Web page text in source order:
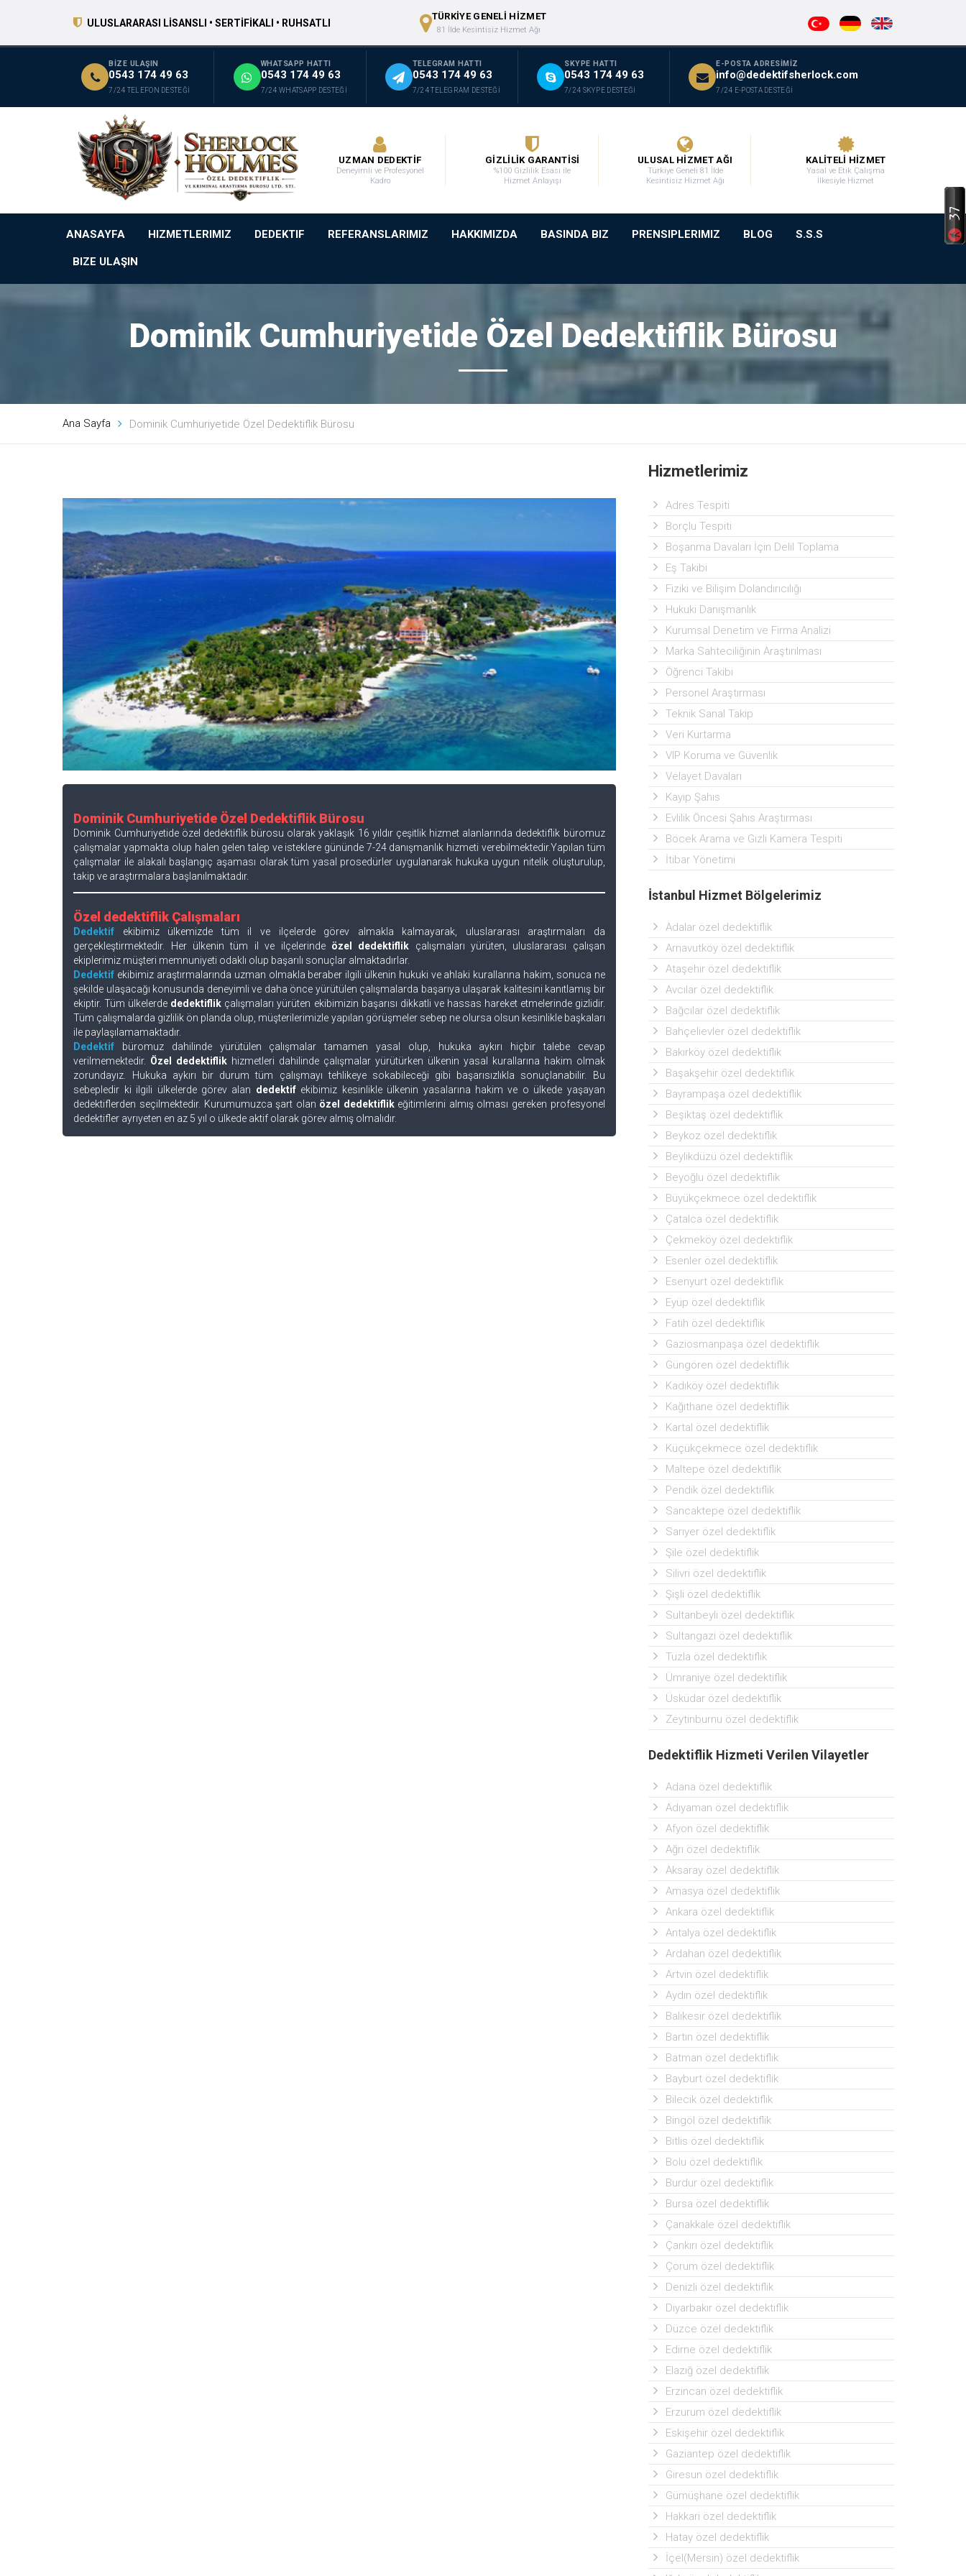
ULUSLARARASI LİSANSLI • SERTİFİKALI • RUHSATLI
TÜRKİYE GENELİ HİZMET
81 İlde Kesintisiz Hizmet Ağı
BİZE ULAŞIN
0543 174 49 63
7/24 TELEFON DESTEĞİ
WHATSAPP HATTI
0543 174 49 63
7/24 WHATSAPP DESTEĞİ
TELEGRAM HATTI
0543 174 49 63
7/24 TELEGRAM DESTEĞİ
SKYPE HATTI
0543 174 49 63
7/24 SKYPE DESTEĞİ
E-POSTA ADRESİMİZ
info@dedektifsherlock.com
7/24 E-POSTA DESTEĞİ
UZMAN DEDEKTİF
Deneyimli ve Profesyonel
Kadro
GİZLİLİK GARANTİSİ
%100 Gizlilik Esası ile
Hizmet Anlayışı
ULUSAL HİZMET AĞI
Türkiye Geneli 81 İlde
Kesintisiz Hizmet Ağı
KALİTELİ HİZMET
Yasal ve Etik Çalışma
İlkesiyle Hizmet
ANASAYFA HIZMETLERIMIZ DEDEKTIF REFERANSLARIMIZ HAKKIMIZDA BASINDA BIZ PRENSIPLERIMIZ BLOG S.S.S
BIZE ULAŞIN
Dominik Cumhuriyetide Özel Dedektiflik Bürosu
Ana Sayfa Dominik Cumhuriyetide Özel Dedektiflik Bürosu
Dominik Cumhuriyetide Özel Dedektiflik Bürosu
Dominik Cumhuriyetide özel dedektiflik bürosu olarak yaklaşık 16 yıldır çeşitlik hizmet alanlarında dedektiflik büromuz
çalışmalar yapmakta olup halen gelen talep ve isteklere gününde 7-24 danışmanlık hizmeti verebilmektedir.Yapılan tüm
çalışmalar ile alakalı başlangıç aşaması olarak tüm yasal prosedürler uygulanarak hukuka uygun nitelik oluşturulup,
takip ve araştırmalara başlanılmaktadır.
Özel dedektiflik Çalışmaları
Dedektif ekibimiz ülkemizde tüm il ve ilçelerde görev almakla kalmayarak, uluslararası araştırmaları da
gerçekleştirmektedir. Her ülkenin tüm il ve ilçelerinde özel dedektiflik çalışmaları yürüten, uluslararası çalışan
ekiplerimiz müşteri memnuniyeti odaklı olup başarılı sonuçlar almaktadırlar.
Dedektif ekibimiz araştırmalarında uzman olmakla beraber ilgili ülkenin hukuki ve ahlaki kurallarına hakim, sonuca ne
şekilde ulaşacağı konusunda deneyimli ve daha önce yürütülen çalışmalarda başarıya ulaşarak kalitesini kanıtlamış bir
ekiptir. Tüm ülkelerde dedektiflik çalışmaları yürüten ekibimizin başarısı dikkatli ve hassas hareket etmelerinde gizlidir.
Tüm çalışmalarda gizlilik ön planda olup, müşterilerimizle yapılan görüşmeler sebep ne olursa olsun kesinlikle başkaları
ile paylaşılamamaktadır.
Dedektif büromuz dahilinde yürütülen çalışmalar tamamen yasal olup, hukuka aykırı hiçbir talebe cevap
verilmemektedir. Özel dedektiflik hizmetleri dahilinde çalışmalar yürütürken ülkenin yasal kurallarına hakim olmak
zorundayız. Hukuka aykırı bir durum tüm çalışmayı tehlikeye sokabileceği gibi başarısızlıkla sonuçlanabilir. Bu
sebepledir ki ilgili ülkelerde görev alan dedektifekibimiz kesinlikle ülkenin yasalarına hakim ve o ülkede yaşayan
dedektiflerden seçilmektedir. Kurumumuzca şart olan özel dedektiflikeğitimlerini almış olması gereken profesyonel
dedektifler ayrıyeten en az 5 yıl o ülkede aktif olarak görev almış olmalıdır.
Hizmetlerimiz
Adres Tespiti
Borçlu Tespiti
Boşanma Davaları İçin Delil Toplama
Eş Takibi
Fiziki ve Bilişim Dolandırıcılığı
Hukuki Danışmanlık
Kurumsal Denetim ve Firma Analizi
Marka Sahteciliğinin Araştırılması
Öğrenci Takibi
Personel Araştırması
Teknik Sanal Takip
Veri Kurtarma
VIP Koruma ve Güvenlik
Velayet Davaları
Kayıp Şahıs
Evlilik Öncesi Şahıs Araştırması
Böcek Arama ve Gizli Kamera Tespiti
İtibar Yönetimi
İstanbul Hizmet Bölgelerimiz
Adalar özel dedektiflik
Arnavutköy özel dedektiflik
Ataşehir özel dedektiflik
Avcılar özel dedektiflik
Bağcılar özel dedektiflik
Bahçelievler özel dedektiflik
Bakırköy özel dedektiflik
Başakşehir özel dedektiflik
Bayrampaşa özel dedektiflik
Beşiktaş özel dedektiflik
Beykoz özel dedektiflik
Beylikdüzü özel dedektiflik
Beyoğlu özel dedektiflik
Büyükçekmece özel dedektiflik
Çatalca özel dedektiflik
Çekmeköy özel dedektiflik
Esenler özel dedektiflik
Esenyurt özel dedektiflik
Eyüp özel dedektiflik
Fatih özel dedektiflik
Gaziosmanpaşa özel dedektiflik
Güngören özel dedektiflik
Kadıköy özel dedektiflik
Kağıthane özel dedektiflik
Kartal özel dedektiflik
Küçükçekmece özel dedektiflik
Maltepe özel dedektiflik
Pendik özel dedektiflik
Sancaktepe özel dedektiflik
Sarıyer özel dedektiflik
Şile özel dedektiflik
Silivri özel dedektiflik
Şişli özel dedektiflik
Sultanbeyli özel dedektiflik
Sultangazi özel dedektiflik
Tuzla özel dedektiflik
Ümraniye özel dedektiflik
Üsküdar özel dedektiflik
Zeytinburnu özel dedektiflik
Dedektiflik Hizmeti Verilen Vilayetler
Adana özel dedektiflik
Adıyaman özel dedektiflik
Afyon özel dedektiflik
Ağrı özel dedektiflik
Aksaray özel dedektiflik
Amasya özel dedektiflik
Ankara özel dedektiflik
Antalya özel dedektiflik
Ardahan özel dedektiflik
Artvin özel dedektiflik
Aydın özel dedektiflik
Balıkesir özel dedektiflik
Bartın özel dedektiflik
Batman özel dedektiflik
Bayburt özel dedektiflik
Bilecik özel dedektiflik
Bingöl özel dedektiflik
Bitlis özel dedektiflik
Bolu özel dedektiflik
Burdur özel dedektiflik
Bursa özel dedektiflik
Çanakkale özel dedektiflik
Çankırı özel dedektiflik
Çorum özel dedektiflik
Denizli özel dedektiflik
Diyarbakır özel dedektiflik
Düzce özel dedektiflik
Edirne özel dedektiflik
Elazığ özel dedektiflik
Erzincan özel dedektiflik
Erzurum özel dedektiflik
Eskişehir özel dedektiflik
Gaziantep özel dedektiflik
Giresun özel dedektiflik
Gümüşhane özel dedektiflik
Hakkari özel dedektiflik
Hatay özel dedektiflik
İçel(Mersin) özel dedektiflik